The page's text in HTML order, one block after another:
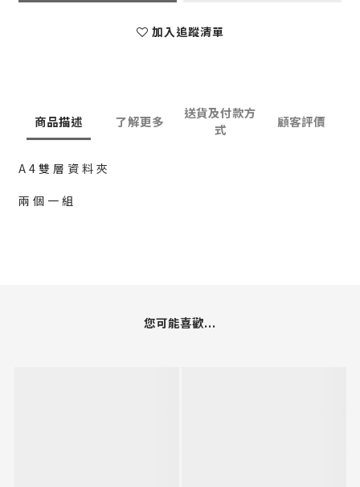
加入追蹤清單
商品描述 了解更多
送貨及付款方
式
顧客評價
A4雙層資料夾
兩個一組
您可能喜歡...